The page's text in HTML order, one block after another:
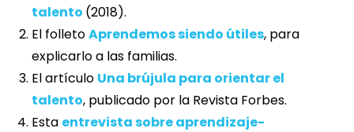
talento (2018).
El folletoAprendemos siendo útiles, para
explicarlo a las familias.
El artículo Una brújula para orientar el
talento, publicado por la Revista Forbes.
Esta entrevista sobre aprendizaje-